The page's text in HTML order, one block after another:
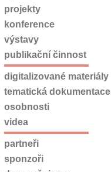
projekty
konference
výstavy
publikační činnost
digitalizované materiály
tematická dokumentace
osobnosti
videa
partneři
sponzoři